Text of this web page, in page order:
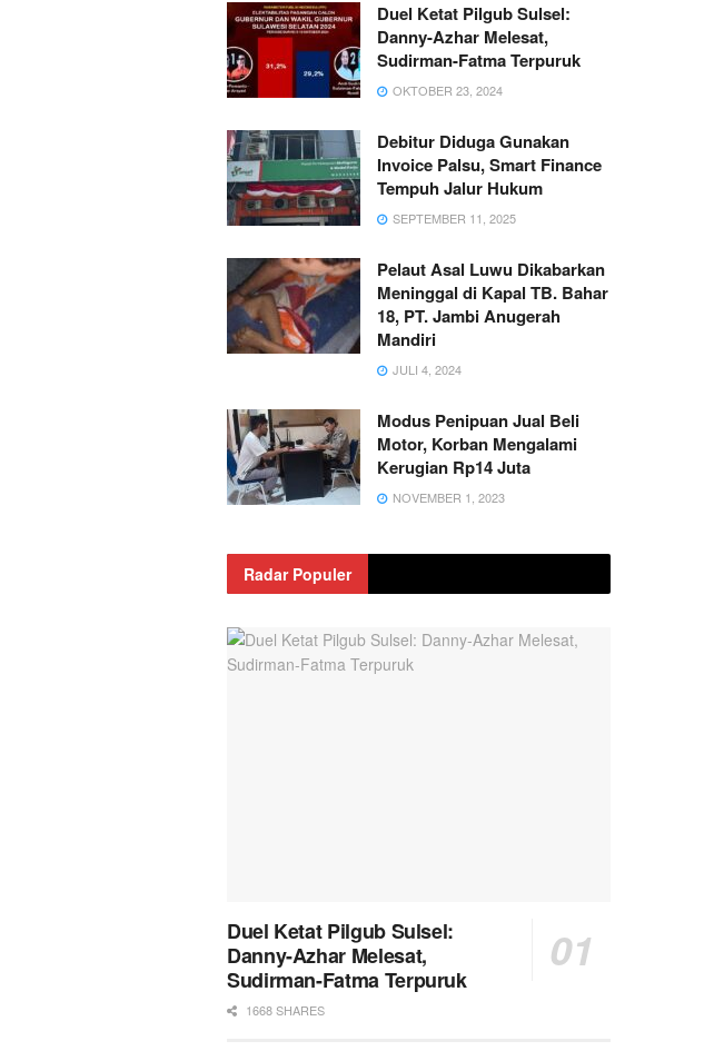
Duel Ketat Pilgub Sulsel:
Danny-Azhar Melesat,
Sudirman-Fatma Terpuruk
OKTOBER 23, 2024
Debitur Diduga Gunakan
Invoice Palsu, Smart Finance
Tempuh Jalur Hukum
SEPTEMBER 11, 2025
Pelaut Asal Luwu Dikabarkan
Meninggal di Kapal TB. Bahar
18, PT. Jambi Anugerah
Mandiri
JULI 4, 2024
Modus Penipuan Jual Beli
Motor, Korban Mengalami
Kerugian Rp14 Juta
NOVEMBER 1, 2023
Radar Populer
Duel Ketat Pilgub Sulsel:
Danny-Azhar Melesat,
Sudirman-Fatma Terpuruk
1668 SHARES